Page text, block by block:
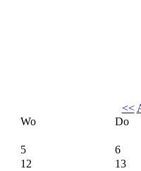
<<
Wo Do
5
6
12
13